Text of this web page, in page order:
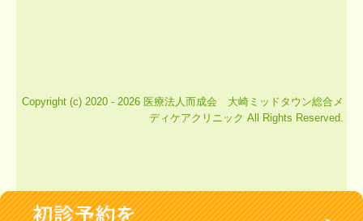
Copyright (c) 2020 - 2026 医療法人而成会 大崎ミッドタウン総合メ
ディケアクリニック All Rights Reserved.